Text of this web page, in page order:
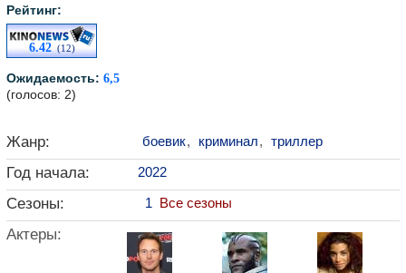
Рейтинг:
6.42(12)
Ожидаемость: 6,5
(голосов: 2)
Жанр: боевик, криминал, триллер
Год начала: 2022
Сезоны: 1 Все сезоны
Актеры: